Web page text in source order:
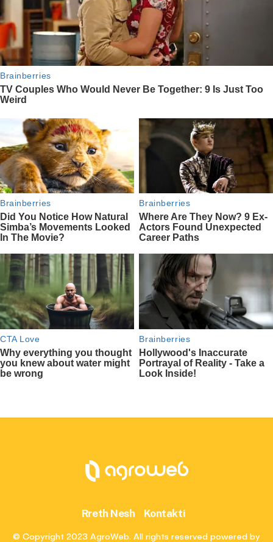
Rreth Nesh Kontakti
© Copyright 2023 AgroWeb. All rights reserved powered by